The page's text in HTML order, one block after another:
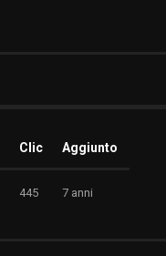
Clic Aggiunto
445 7 anni